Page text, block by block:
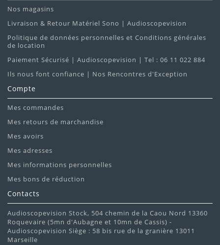
Nos magasins
Livraison & Retour Matériel Sono | Audioscopevision
Politique de données personnelles et Conditions générales
de location
Paiement Sécurisé | Audioscopevision | Tel : 06 11 022 884
Ils nous font confiance | Nos Rencontres d'Exception
Compte
Mes commandes
Mes retours de marchandise
Mes avoirs
Mes adresses
Mes informations personnelles
Mes bons de réduction
Contacts
Audioscopevision Stock, 504 chemin de la Caou Nord 13360
Roquevaire (5mn d'Aubagne et 10mn de Cassis) -
Audioscopevision Siège : 58 bis rue de la granière 13011
Marseille